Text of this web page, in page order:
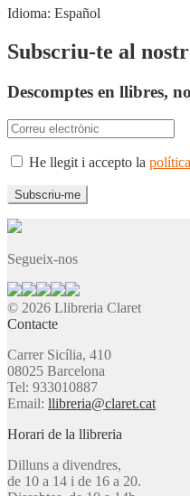
Idioma: Español
Subscriu-te al
Descomptes en llibres,
He llegit i accepto la
Segueix-nos
© 2026 Llibreria Claret
Contacte
Carrer Sicília, 410
08025 Barcelona
Tel: 933010887
Email: llibreria@claret.cat
Horari de la llibreria
Dilluns a divendres,
de 10 a 14 i de 16 a 20.